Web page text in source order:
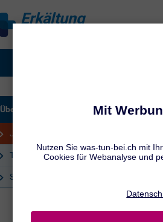
Erkältungbehandeln
Über uns – behandeln.de
Jennifer Hamatschek
Tatiana Schmid
Sandra Winter